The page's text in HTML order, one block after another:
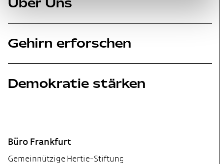
Gehirn erforschen
Demokratie stärken
Büro Frankfurt
Gemeinnützige Hertie-Stiftung